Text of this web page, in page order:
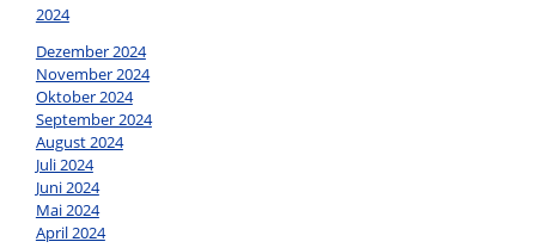
2024
Dezember 2024
November 2024
Oktober 2024
September 2024
August 2024
Juli 2024
Juni 2024
Mai 2024
April 2024